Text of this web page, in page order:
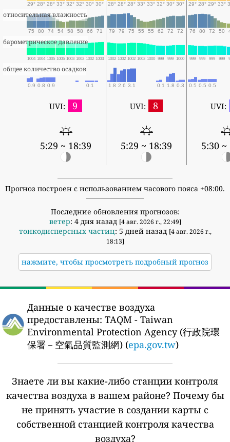
29° 28° 28° 33° 32° 32° 30° 30° 28° 28° 28° 33° 33° 32° 30° 30° 29° 28° 29° 33°
относительная влажность
75 80 74 54 58 58 66 71 79 79 75 55 55 62 72 72 76 80 72 50
барометрическое давление
1004 1004 1005 1005 1003 1002 1002 1003 1002 1002 1002 1002 1000 999 999 1000 999 999 999 999
общее количество осадков
0.9 0.8 0.9 0.1 1.8 2.6 3.1 0.1 1.8 0.3 0.5 0.5 0.5
UVI: 9
5:29 ~ 18:39
UVI: 8
5:29 ~ 18:39
UVI:
5:30 ~
Прогноз построен с использованием часового пояса +08:00.
Последние обновления прогнозов:
ветер: 4 дня назад [4 авг. 2026 г., 22:49]
тонкодисперсных частиц: 5 дней назад [4 авг. 2026 г.,
18:13]
нажмите, чтобы просмотреть подробный прогноз
Данные о качестве воздуха
предоставлены: TAQM - Taiwan
Environmental Protection Agency (行政院環
保署－空氣品質監測網) (epa.gov.tw)
Знаете ли вы какие-либо станции контроля
качества воздуха в вашем районе? Почему бы
не принять участие в создании карты с
собственной станцией контроля качества
воздуха?